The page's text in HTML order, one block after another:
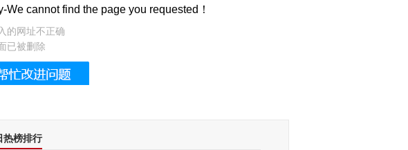
We cannot find the page you requested！
的网址不正确
已被删除
热榜排行